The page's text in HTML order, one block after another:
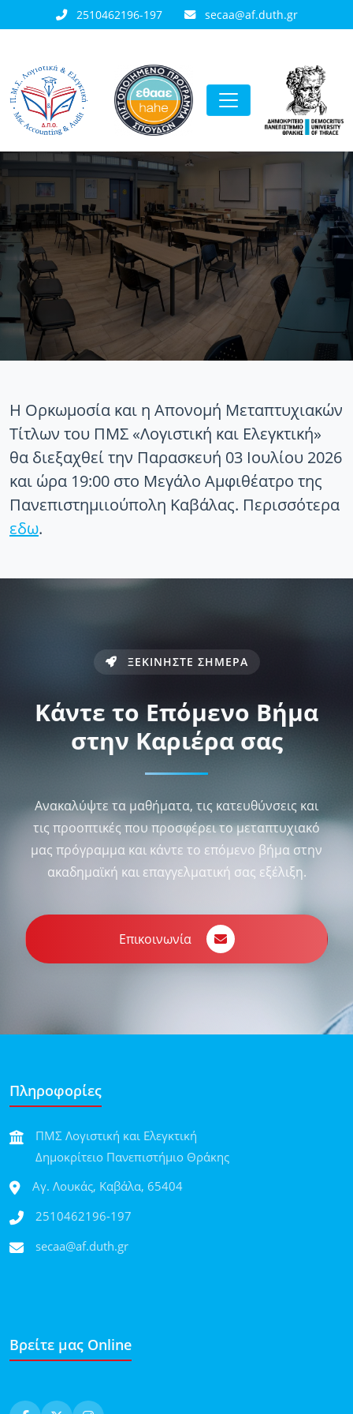
2510462196-197 secaa@af.duth.gr
Η Ορκωμοσία και η Απονομή Μεταπτυχιακών
Τίτλων του ΠΜΣ «Λογιστική και Ελεγκτική»
θα διεξαχθεί την Παρασκευή 03 Ιουλίου 2026
και ώρα 19:00 στο Μεγάλο Αμφιθέατρο της
Πανεπιστημιιούπολη Καβάλας. Περισσότερα
εδω.
ΞΕΚΙΝΗΣΤΕ ΣΗΜΕΡΑ
Κάντε το Επόμενο Βήμα
στην Καριέρα σας
Ανακαλύψτε τα μαθήματα, τις κατευθύνσεις και
τις προοπτικές που προσφέρει το μεταπτυχιακό
μας πρόγραμμα και κάντε το επόμενο βήμα στην
ακαδημαϊκή και επαγγελματική σας εξέλιξη.
Επικοινωνία
Πληροφορίες
ΠΜΣ Λογιστική και Ελεγκτική
Δημοκρίτειο Πανεπιστήμιο Θράκης
Αγ. Λουκάς, Καβάλα, 65404
2510462196-197
secaa@af.duth.gr
Βρείτε μας Online